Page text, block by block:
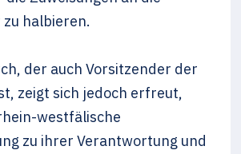
halbieren.
der auch Vorsitzender der
zeigt sich jedoch erfreut,
westfälische
zu ihrer Verantwortung und